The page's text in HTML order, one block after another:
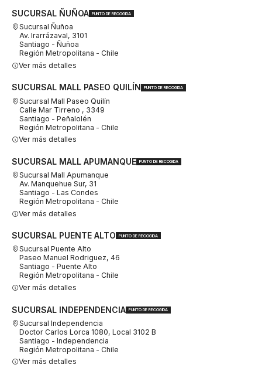
SUCURSAL ÑUÑOA PUNTO DE RECOGIDA
Sucursal Ñuñoa
Av. Irarrázaval, 3101
Santiago - Ñuñoa
Región Metropolitana - Chile
Ver más detalles
SUCURSAL MALL PASEO QUILÍN PUNTO DE RECOGIDA
Sucursal Mall Paseo Quilín
Calle Mar Tirreno , 3349
Santiago - Peñalolén
Región Metropolitana - Chile
Ver más detalles
SUCURSAL MALL APUMANQUE PUNTO DE RECOGIDA
Sucursal Mall Apumanque
Av. Manquehue Sur, 31
Santiago - Las Condes
Región Metropolitana - Chile
Ver más detalles
SUCURSAL PUENTE ALTO PUNTO DE RECOGIDA
Sucursal Puente Alto
Paseo Manuel Rodriguez, 46
Santiago - Puente Alto
Región Metropolitana - Chile
Ver más detalles
SUCURSAL INDEPENDENCIA PUNTO DE RECOGIDA
Sucursal Independencia
Doctor Carlos Lorca 1080, Local 3102 B
Santiago - Independencia
Región Metropolitana - Chile
Ver más detalles